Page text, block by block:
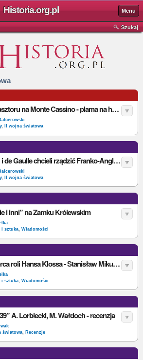
Historia.org.pl Menu
Szukaj
Zburzenie klasztoru na Monte Cassino - plama na honorze aliantów
, II wojna światowa
Jak Churchill i de Gaulle chcieli rządzić Franko-Anglią: unia w 1940 r.
, II wojna światowa
i inni” na Zamku Królewskim
i sztuka, Wiadomości
Zmarł odtwórca roli Hansa Klossa - Stanisław Mikulski
i sztuka, Wiadomości
A. Lorbiecki, M. Wałdoch - recenzja
światowa, Recenzje